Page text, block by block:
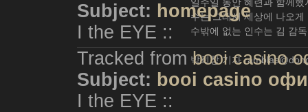
일주일 동안 혜련과 함께했
수는 그래서 세상에 나오
수밖에 없는 인수는 김 감
박희창 기자
Subject: homepage
I the EYE ::
Tracked frombooi casino
Subject: booi casino
I the EYE ::